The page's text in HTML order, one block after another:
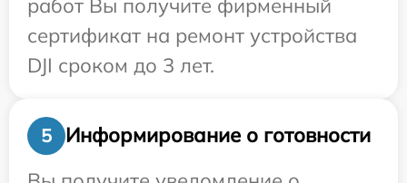
сертификат на ремонт устройства
DJI сроком до 3 лет.
5
Информирование о готовности